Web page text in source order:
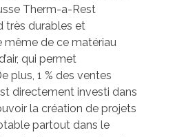
Therm-a-Rest
très durables et
même de ce matériau
qui permet
plus, 1 % des ventes
directement investi dans
la création de projets
partout dans le